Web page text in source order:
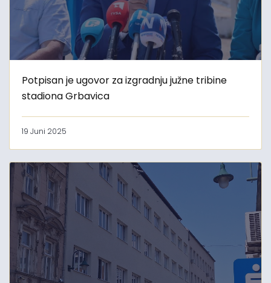
Potpisan je ugovor za izgradnju južne tribine
stadiona Grbavica
19 Juni 2025